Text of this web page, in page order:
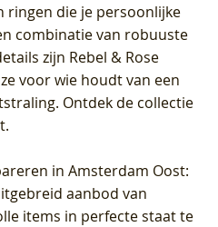
ringen die je persoonlijke
combinatie van robuuste
zijn Rebel & Rose
voor wie houdt van een
Ontdek de collectie
in Amsterdam Oost:
aanbod van
items in perfecte staat te